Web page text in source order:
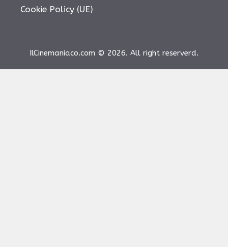
Cookie Policy (UE)
IlCinemaniaco.com © 2026. All right reserverd.